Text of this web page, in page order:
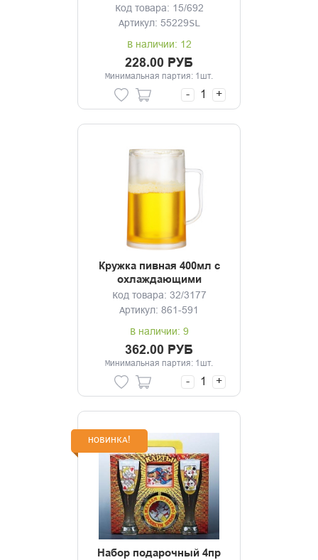
Код товара: 15/692
Артикул: 55229SL
В наличии: 12
228.00 РУБ
Минимальная партия: 1шт.
- +
Кружка пивная 400мл с
охлаждающими
стенками, полипропилен
Код товара: 32/3177
Артикул: 861-591
В наличии: 9
362.00 РУБ
Минимальная партия: 1шт.
- +
НОВИНКА!
Набор подарочный 4пр